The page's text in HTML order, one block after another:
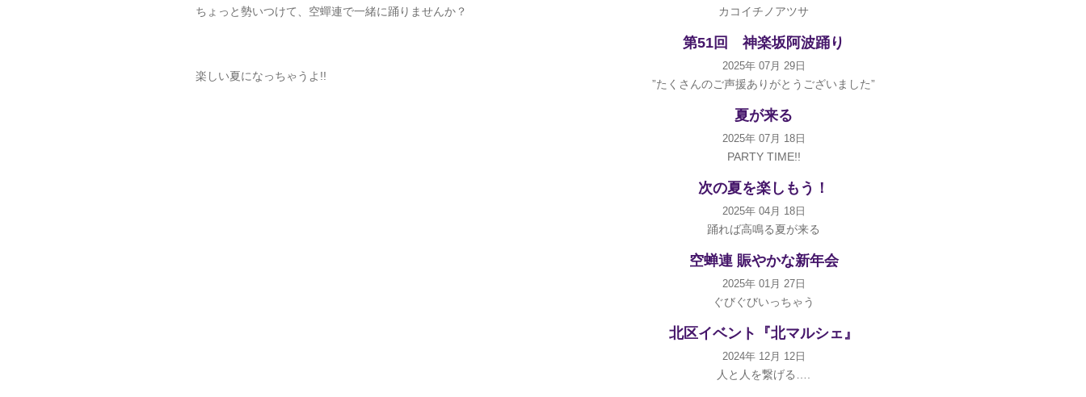
ちょっと勢いつけて、空蟬連で一緒に踊りませんか？
楽しい夏になっちゃうよ!!
カコイチノアツサ
第51回 神楽坂阿波踊り
2025年 07月 29日
”たくさんのご声援ありがとうございました”
夏が来る
2025年 07月 18日
PARTY TIME!!
次の夏を楽しもう！
2025年 04月 18日
踊れば高鳴る夏が来る
空蝉連 賑やかな新年会
2025年 01月 27日
ぐびぐびいっちゃう
北区イベント『北マルシェ』
2024年 12月 12日
人と人を繋げる….